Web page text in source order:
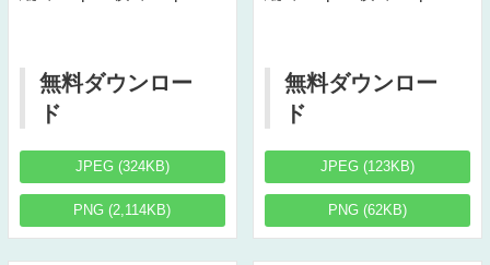
無料ダウンロー
ド
JPEG (324KB)
PNG (2,114KB)
無料ダウンロー
ド
JPEG (123KB)
PNG (62KB)